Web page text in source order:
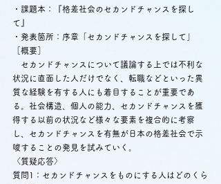
・課題本：『格差社会のセカンドチャンスを探し
て』
・発表箇所：序章「セカンドチャンスを探して」
［概要］
セカンドチャンスについて議論する上では不利な
状況に直面した人だけでなく、転職などといった異
質な経験を有する人にも着目することが重要であ
る。社会構造、個人の能力、セカンドチャンスを獲
得する以前の状況など様々な要素を複合的に考察
し、セカンドチャンスを有無が日本の格差社会で示
唆することの発見を試みていく。
〈質疑応答〉
質問1：セカンドチャンスをものにする人はどのくら